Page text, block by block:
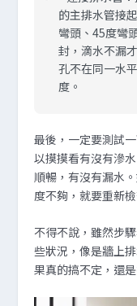
的主排水管接
彎頭、45度彎
封，滴水不漏
孔不在同一水
度。
最後，一定要測試
以摸摸看有沒有滲
順暢，有沒有漏水
度不夠，就要重新
不得不說，雖然步
些狀況，像是牆上
果真的搞不定，還